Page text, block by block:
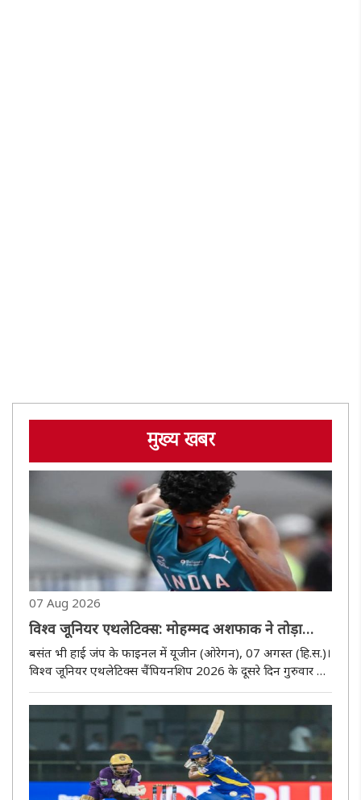
मुख्य खबर
07 Aug 2026
विश्व जूनियर एथलेटिक्स: मोहम्मद अशफाक ने तोड़ा
राष्ट्रीय रिकॉर्ड, 400 मीटर फाइनल में पहुंचे
बसंत भी हाई जंप के फाइनल में यूजीन (ओरेगन), 07 अगस्त (हि.स.)।
विश्व जूनियर एथलेटिक्स चैंपियनशिप 2026 के दूसरे दिन गुरुवार को
भारत के मोहम्मद अशफाक ने शानदार प्रदर्शन करते हुए पुरुष 400
मीटर में नया अंडर-20 राष्ट्रीय रिकॉर्ड बनाया और फाइनल में जगह..